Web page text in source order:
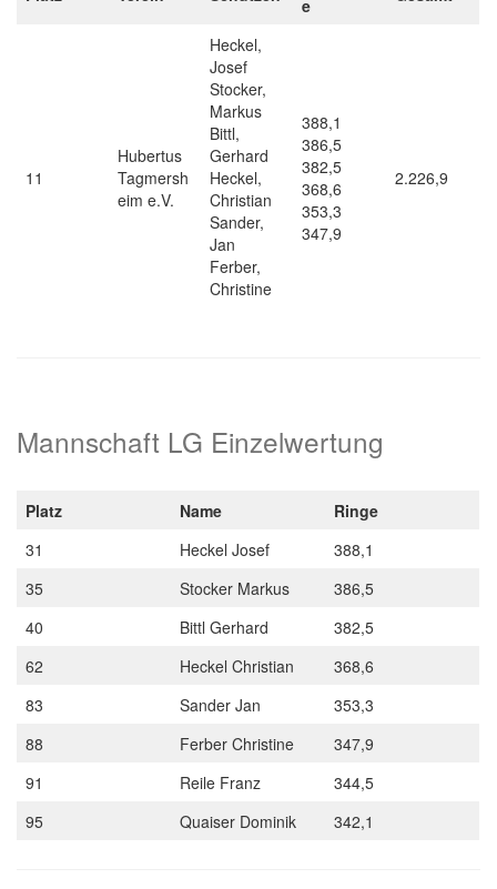
e
11
Hubertus
Tagmersh
eim e.V.
Heckel,
Josef
Stocker,
Markus
Bittl,
Gerhard
Heckel,
Christian
Sander,
Jan
Ferber,
Christine
388,1
386,5
382,5
368,6
353,3
347,9
2.226,9
Mannschaft LG Einzelwertung
Platz Name
Ringe
31
Heckel Josef
388,1
35
Stocker Markus
386,5
40
Bittl Gerhard
382,5
62
Heckel Christian
368,6
83
Sander Jan
353,3
88
Ferber Christine
347,9
91
Reile Franz
344,5
95
Quaiser Dominik 342,1